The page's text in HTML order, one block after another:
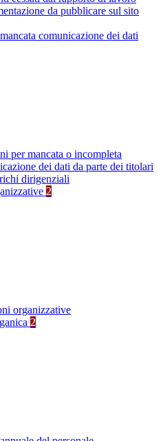
da pubblicare sul sito
comunicazione dei dati
per mancata o incompleta
dei dati da parte dei titolari
dirigenziali
2
organizzative
2